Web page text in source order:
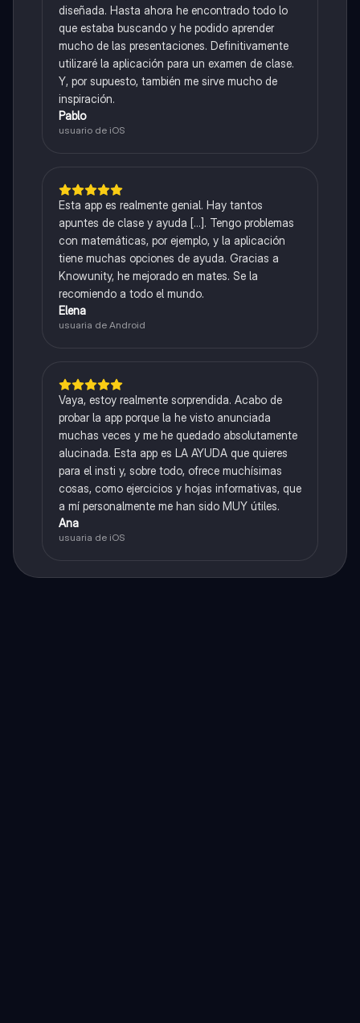
diseñada. Hasta ahora he encontrado todo lo
que estaba buscando y he podido aprender
mucho de las presentaciones. Definitivamente
utilizaré la aplicación para un examen de clase.
Y, por supuesto, también me sirve mucho de
inspiración.
Pablo
usuario de iOS
Esta app es realmente genial. Hay tantos
apuntes de clase y ayuda [...]. Tengo problemas
con matemáticas, por ejemplo, y la aplicación
tiene muchas opciones de ayuda. Gracias a
Knowunity, he mejorado en mates. Se la
recomiendo a todo el mundo.
Elena
usuaria de Android
Vaya, estoy realmente sorprendida. Acabo de
probar la app porque la he visto anunciada
muchas veces y me he quedado absolutamente
alucinada. Esta app es LA AYUDA que quieres
para el insti y, sobre todo, ofrece muchísimas
cosas, como ejercicios y hojas informativas, que
a mí personalmente me han sido MUY útiles.
Ana
usuaria de iOS